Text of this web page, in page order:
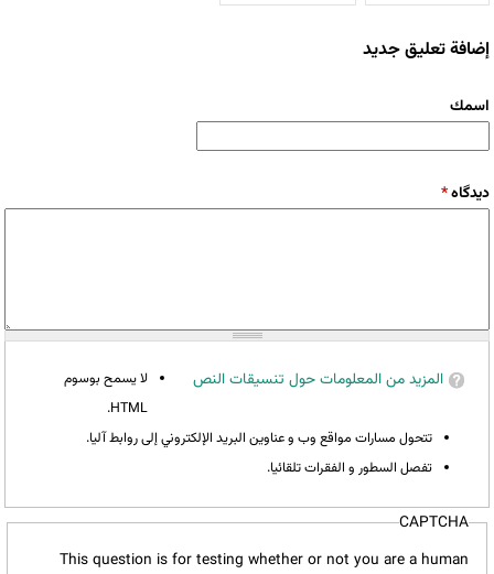
إضافة تعليق جديد
‏اسمك ‏
‏دیدگاه ‏*
المزيد من المعلومات حول تنسيقات النص
لا يسمح بوسوم
HTML.
تتحول مسارات مواقع وب و عناوين البريد الإلكتروني إلى روابط آليا.
تفصل السطور و الفقرات تلقائيا.
CAPTCHA
This question is for testing whether or not you are a human